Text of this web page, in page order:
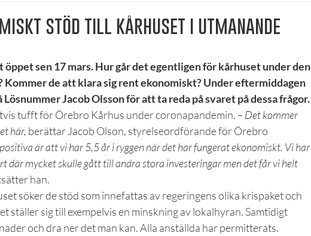
Maxa studierna Mat & hälsa Örebro studentkår Personporträtt
Recension
stöd till kårhuset i utmanande
sen 17 mars. Hur går det egentligen för kårhuset under den
Kommer de att klara sig rent ekonomiskt? Under eftermiddagen
Jacob Olsson för att ta reda på svaret på dessa frågor.
tufft för Örebro Kårhus under coronapandemin. – Det kommer
här, berättar Jacob Olson, styrelseordförande för Örebro
är att vi har 5,5 år i ryggen när det har fungerat ekonomiskt. Vi har
där mycket skulle gått till andra stora investeringar men det får vi helt
han.
söker de stöd som innefattas av regeringens olika krispaket och
ställer sig till exempelvis en minskning av lokalhyran. Samtidigt
och dra ner det man kan. Alla anställda har permitterats.